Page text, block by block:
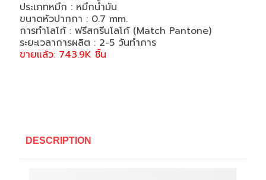
ประเภทหมึก : หมึกน้ำมัน
ขนาดหัวปากกา : 0.7 mm.
การทำโลโก้ : ฟรีสกรีนโลโก้ (Match Pantone)
ระยะเวลาการผลิต : 2-5 วันทำการ
ขายแล้ว: 743.9K ชิ้น
DESCRIPTION